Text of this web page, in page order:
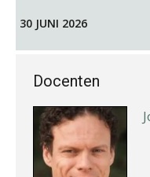
30 JUNI 2026
Docenten